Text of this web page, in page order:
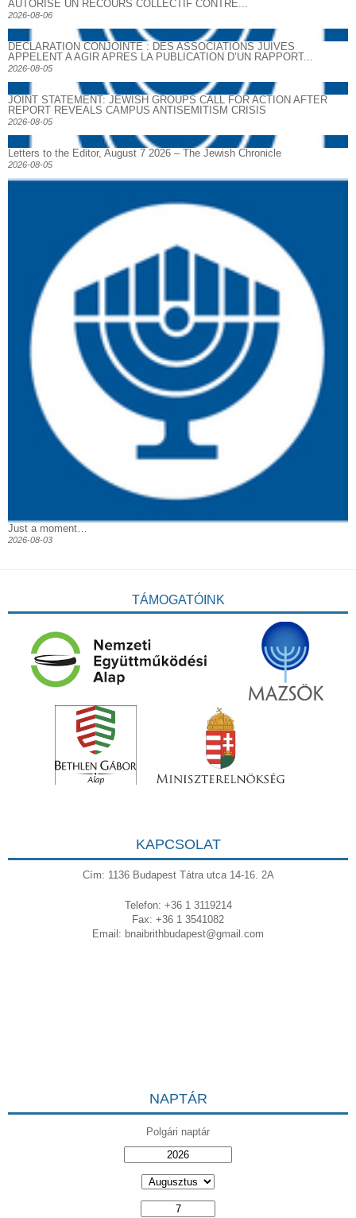
AUTORISE UN RECOURS COLLECTIF CONTRE...
2026-08-06
DECLARATION CONJOINTE : DES ASSOCIATIONS JUIVES
APPELENT A AGIR APRES LA PUBLICATION D’UN RAPPORT...
2026-08-05
JOINT STATEMENT: JEWISH GROUPS CALL FOR ACTION AFTER
REPORT REVEALS CAMPUS ANTISEMITISM CRISIS
2026-08-05
Letters to the Editor, August 7 2026 – The Jewish Chronicle
2026-08-05
Just a moment…
2026-08-03
TÁMOGATÓINK
KAPCSOLAT
Cím: 1136 Budapest Tátra utca 14-16. 2A
Telefon: +36 1 3119214
Fax: +36 1 3541082
Email: bnaibrithbudapest@gmail.com
NAPTÁR
Polgári naptár